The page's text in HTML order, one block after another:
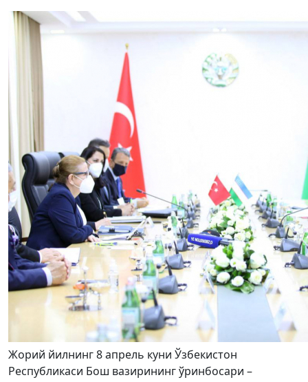
Жорий йилнинг 8 апрель куни Ўзбекистон
Республикаси Бош вазирининг ўринбосари –